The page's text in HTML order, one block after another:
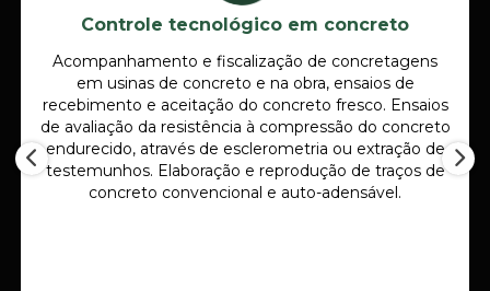
Controle tecnológico em concreto
Acompanhamento e fiscalização de concretagens
em usinas de concreto e na obra, ensaios de
recebimento e aceitação do concreto fresco. Ensaios
de avaliação da resistência à compressão do concreto
endurecido, através de esclerometria ou extração de
testemunhos. Elaboração e reprodução de traços de
concreto convencional e auto-adensável.